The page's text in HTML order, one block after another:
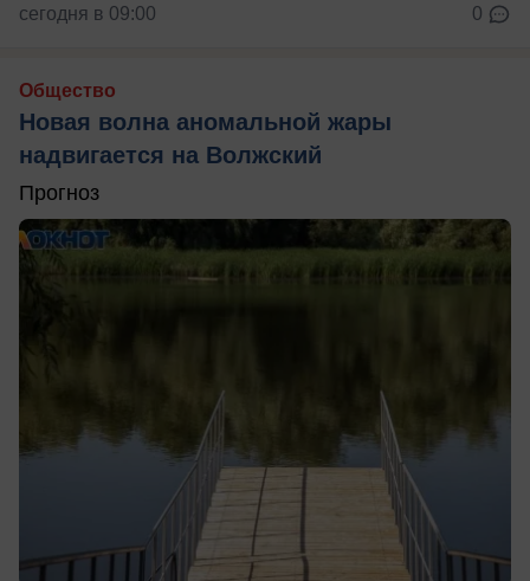
сегодня в 09:00 0
Общество
Новая волна аномальной жары
надвигается на Волжский
Прогноз